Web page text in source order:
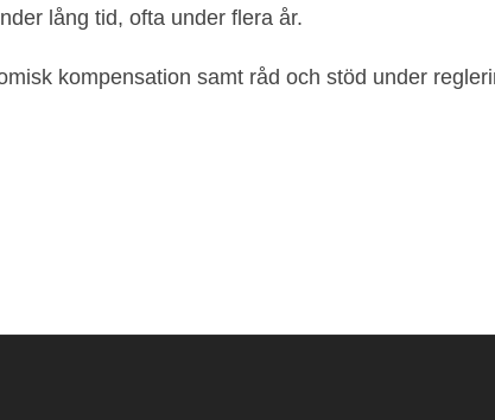
lång tid, ofta under flera år.
kompensation samt råd och stöd under